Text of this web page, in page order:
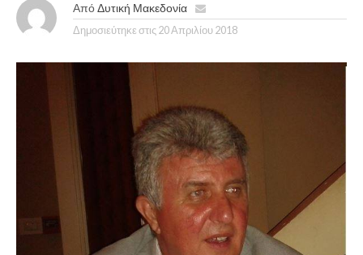
Από Δυτική Μακεδονία
Δημοσιεύτηκε στις 20 Απριλίου 2018